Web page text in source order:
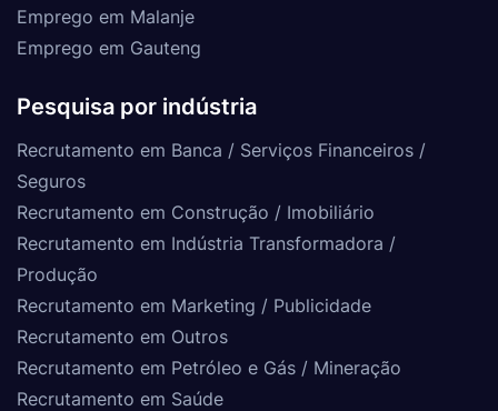
Emprego em Malanje
Emprego em Gauteng
Pesquisa por indústria
Recrutamento em Banca / Serviços Financeiros /
Seguros
Recrutamento em Construção / Imobiliário
Recrutamento em Indústria Transformadora /
Produção
Recrutamento em Marketing / Publicidade
Recrutamento em Outros
Recrutamento em Petróleo e Gás / Mineração
Recrutamento em Saúde